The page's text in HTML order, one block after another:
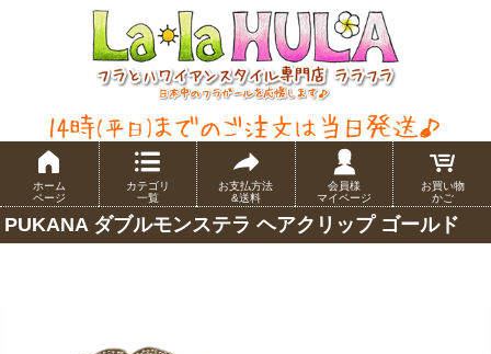
ホーム
ページ
カテゴリ
一覧
お支払方法
&送料
会員様
マイページ
お買い物
かご
PUKANA ダブルモンステラ ヘアクリップ ゴールド